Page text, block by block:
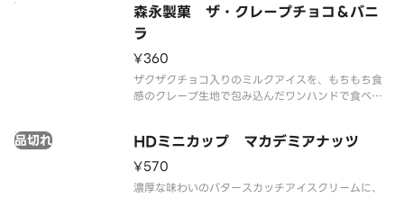
森永製菓 ザ・クレープチョコ＆バニ
ラ
¥360
ザクザクチョコ入りのミルクアイスを、もちもち食
感のクレープ生地で包み込んだワンハンドで食べれ
HDミニカップ マカデミアナッツ
品切れ
¥570
濃厚な味わいのバタースカッチアイスクリームに、